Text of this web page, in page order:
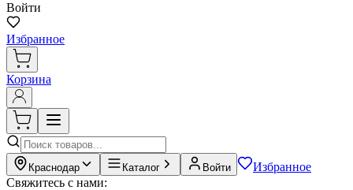
Войти
Избранное
Корзина
Краснодар Каталог Войти
Избранное
Свяжитесь с нами: